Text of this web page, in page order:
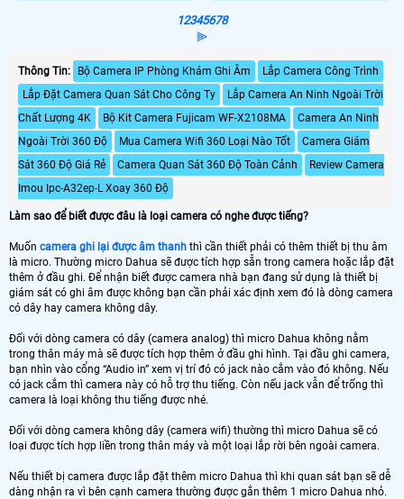
12345678
⫸
Thông Tin: Bộ Camera IP Phòng Khám Ghi Âm
Lắp Camera Công Trình
Lắp Đặt Camera Quan Sát Cho Công Ty
Lắp Camera An Ninh Ngoài Trời
Chất Lượng 4K
Bộ Kit Camera Fujicam WF-X2108MA
Camera An Ninh
Ngoài Trời 360 Độ
Mua Camera Wifi 360 Loại Nào Tốt
Camera Giám
Sát 360 Độ Giá Rẻ
Camera Quan Sát 360 Độ Toàn Cảnh
Review Camera
Imou Ipc-A32ep-L Xoay 360 Độ
Làm sao để biết được đâu là loại camera có nghe được tiếng?
Muốn camera ghi lại được âm thanh thì cần thiết phải có thêm thiết bị thu âm
là micro. Thường micro Dahua sẽ được tích hợp sẵn trong camera hoặc lắp đặt
thêm ở đầu ghi. Để nhận biết được camera nhà bạn đang sử dụng là thiết bị
giám sát có ghi âm được không bạn cần phải xác định xem đó là dòng camera
có dây hay camera không dây.
Đối với dòng camera có dây (camera analog) thì micro Dahua không nằm
trong thân máy mà sẽ được tích hợp thêm ở đầu ghi hình. Tại đầu ghi camera,
bạn nhìn vào cổng “Audio in” xem vị trí đó có jack nào cắm vào đó không. Nếu
có jack cắm thì camera này có hỗ trợ thu tiếng. Còn nếu jack vẫn để trống thì
camera là loại không thu tiếng được nhé.
Đối với dòng camera không dây (camera wifi) thường thì micro Dahua sẽ có
loại được tích hợp liền trong thân máy và một loại lắp rời bên ngoài camera.
Nếu thiết bị camera được lắp đặt thêm micro Dahua thì khi quan sát bạn sẽ dễ
dàng nhận ra vì bên cạnh camera thường được gắn thêm 1 micro Dahua nhỏ.